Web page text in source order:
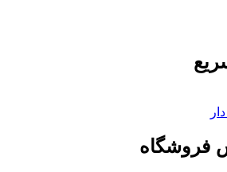
فروشگاه